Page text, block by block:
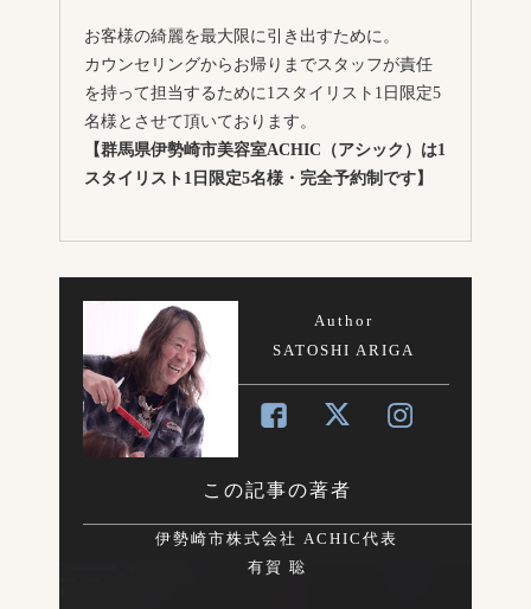
お客様の綺麗を最大限に引き出すために。
カウンセリングからお帰りまでスタッフが責任
を持って担当するために1スタイリスト1日限定5
名様とさせて頂いております。
【群馬県伊勢崎市美容室ACHIC（アシック）は1
スタイリスト1日限定5名様・完全予約制です】
Author
SATOSHI ARIGA
この記事の著者
伊勢崎市株式会社 ACHIC代表
有賀 聡